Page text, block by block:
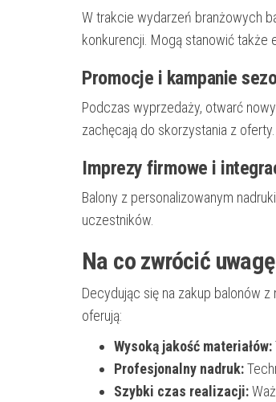
W trakcie wydarzeń branżowych
konkurencji. Mogą stanowić także
Promocje i kampanie
Podczas wyprzedaży, otwarć
zachęcają do skorzystania z oferty.
Imprezy firmowe i
Balony z personalizowanym
uczestników.
Na co zwrócić
Decydując się na zakup balonów
oferują:
Wysoką jakość materiałów:
Profesjonalny nadruk:
Szybki czas realizacji: